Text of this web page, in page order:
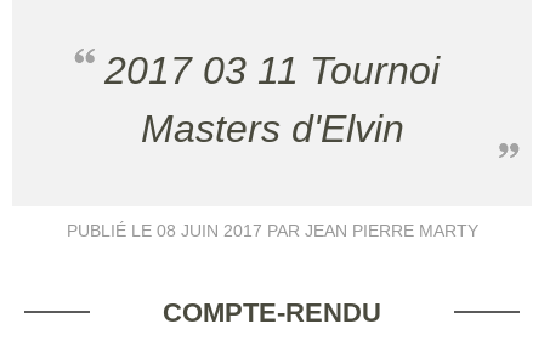
2017 03 11 Tournoi
Masters d'Elvin
PUBLIÉ LE 08 JUIN 2017 PAR JEAN PIERRE MARTY
COMPTE-RENDU